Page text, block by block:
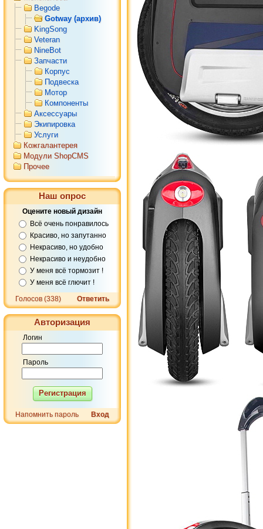
Begode
Gotway (архив)
KingSong
Veteran
NineBot
Запчасти
Корпус
Подвеска
Мотор
Компоненты
Аксессуары
Экипировка
Услуги
Кожгалантерея
Модули ShopCMS
Прочее
Наш опрос
Оцените новый дизайн
Всё очень понравилось
Красиво, но запутанно
Некрасиво, но удобно
Некрасиво и неудобно
У меня всё тормозит !
У меня всё глючит !
Голосов (338)
Ответить
Авторизация
Логин
Пароль
Регистрация
Напомнить пароль Вход